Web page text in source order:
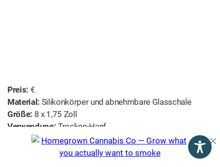
Preis: €
Material: Silikonkörper und abnehmbare Glasschale
Größe: 8 x 1,75 Zoll
Verwendung: Trocken-Hanf
Besondere Konstruktionsmerkmale:Leicht zu reinigen,
langlebig, wird nicht zu heiß wie andere Pfeifen